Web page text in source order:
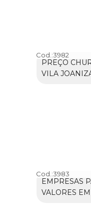
Cod.:3982
PREÇO
VILA
Cod.:3983
EMPRESAS
VALORES